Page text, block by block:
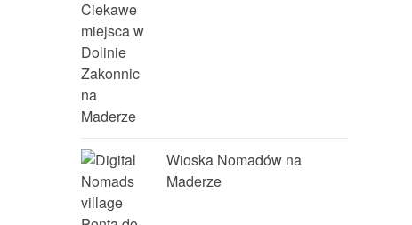
Wioska Nomadów na
Maderze